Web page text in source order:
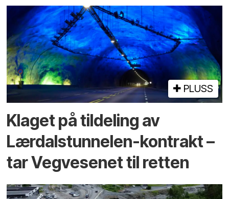
PLUSS
Klaget på tildeling av
Lærdalstunnelen-kontrakt –
tar Vegvesenet til retten